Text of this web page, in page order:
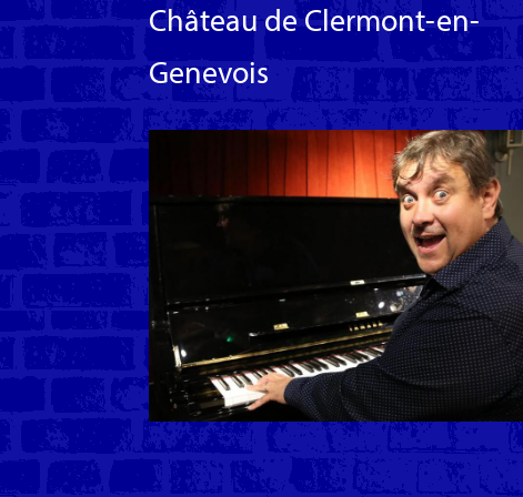
Château de Clermont-en-
Genevois